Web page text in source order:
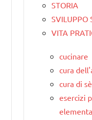
STORIA
SVILUPPO
VITA
cucinare
cura
cura di sè
esercizi